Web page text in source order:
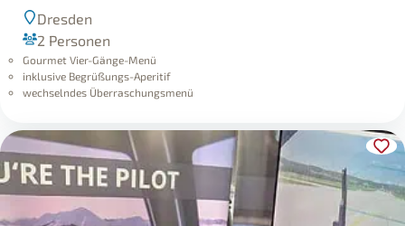
Dresden
2 Personen
Gourmet Vier-Gänge-Menü
inklusive Begrüßungs-Aperitif
wechselndes Überraschungsmenü